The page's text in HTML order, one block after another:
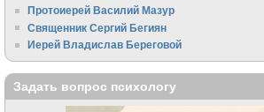
Протоиерей Василий Мазур
Священник Сергий Бегиян
Иерей Владислав Береговой
Задать вопрос психологу